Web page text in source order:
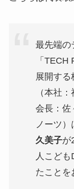
最先端の
「
展開する
（本社
会長：佐
ノーツ
久美子が
人こど
たことを